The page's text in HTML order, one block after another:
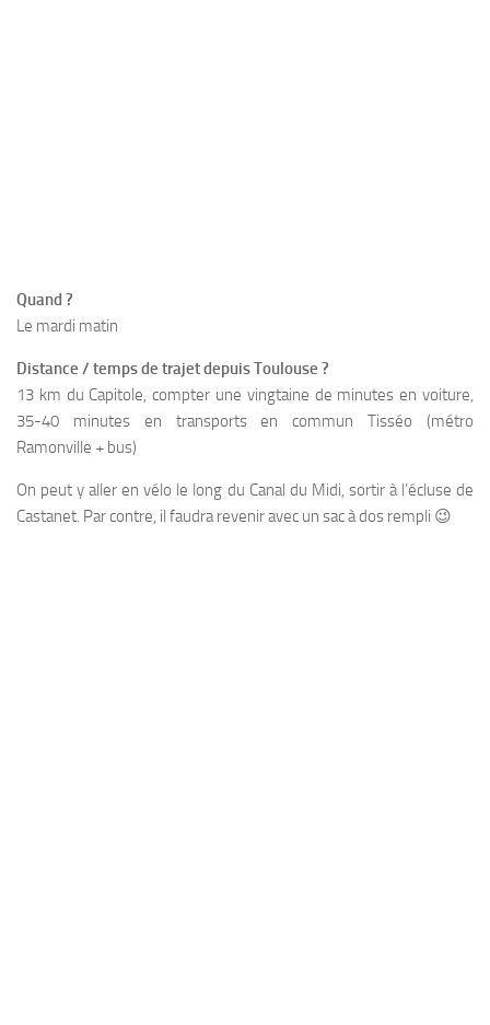
Quand ?
Le mardi matin
Distance / temps de trajet depuis Toulouse ?
13 km du Capitole, compter une vingtaine de minutes en voiture,
35-40 minutes en transports en commun Tisséo (métro
Ramonville + bus)
On peut y aller en vélo le long du Canal du Midi, sortir à l’écluse de
Castanet. Par contre, il faudra revenir avec un sac à dos rempli 😉